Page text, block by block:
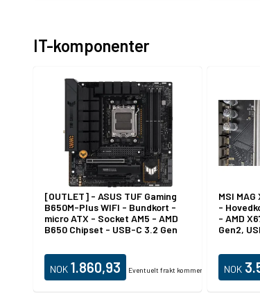
IT-komponenter
[OUTLET] - ASUS TUF Gaming
B650M-Plus WIFI - Bundkort -
micro ATX - Socket AM5 - AMD
B650 Chipset - USB-C 3.2 Gen
2, USB-C 3.2 Gen 1 - 2.5 Gigabit
LAN, Bluetooth - onboard grafik
(CPU påkrævet) - HD Audio (8-
NOK 1.860,93 Eventuelt frakt kommer i tillegg.
MSI MAG
-
- AMD
Gen2,
LAN, Wi-
innbygd
HD-lyd
NOK